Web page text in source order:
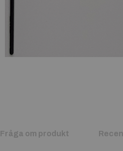
Fråga om produkt